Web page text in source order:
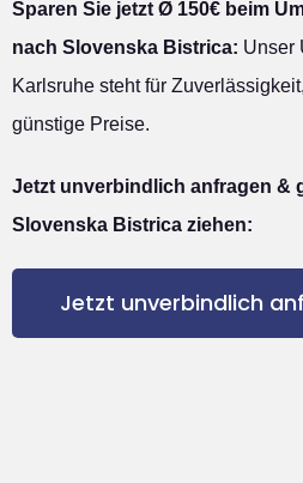
Sparen Sie jetzt Ø 150€ beim
nach Slovenska Bistrica: Unser
Karlsruhe steht für
günstige Preise.
Jetzt unverbindlich anfragen &
Slovenska Bistrica ziehen:
Jetzt unverbindlich